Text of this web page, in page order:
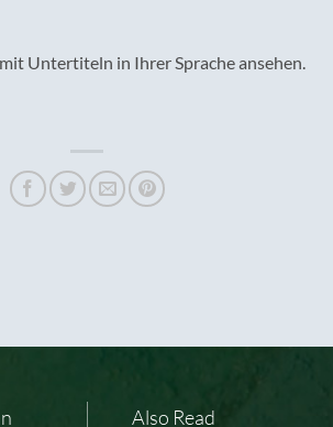
Untertiteln in Ihrer Sprache ansehen.
Also Read